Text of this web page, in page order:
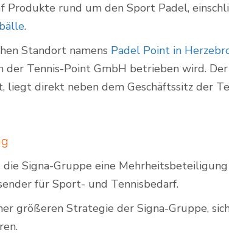
Produkte rund um den Sport Padel,
.
Standort namens Padel Point in
der Tennis-Point GmbH betrieben wird.
liegt direkt neben dem Geschäftssitz der
Signa-Gruppe eine
für Sport- und Tennisbedarf.
größeren Strategie der Signa-Gruppe,